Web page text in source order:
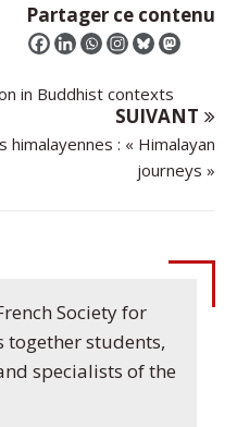
Partager ce contenu
in Buddhist contexts
SUIVANT
himalayennes : « Himalayan
journeys »
Society for
together students,
specialists of the